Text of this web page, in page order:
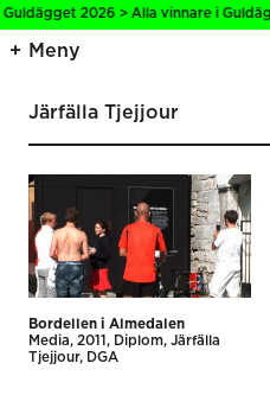
2026 > Alla vinnare i
Meny
Järfälla Tjejjour
Bordellen i Almedalen
Media
2011 Diplom Järfälla
Tjejjour
DGA